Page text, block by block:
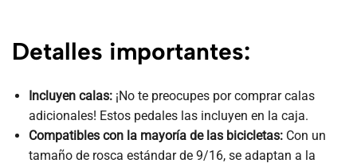
Detalles importantes:
Incluyen calas:¡No te preocupes por comprar calas
adicionales! Estos pedales las incluyen en la caja.
Compatibles con la mayoría de las bicicletas:Con un
tamaño de rosca estándar de 9/16, se adaptan a la